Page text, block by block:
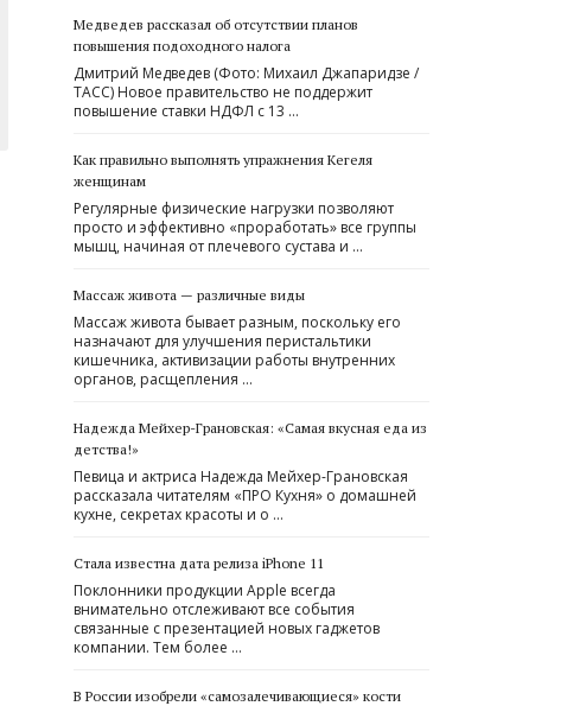
Медведев рассказал об отсутствии планов
повышения подоходного налога
Дмитрий Медведев (Фото: Михаил Джапаридзе /
ТАСС) Новое правительство не поддержит
повышение ставки НДФЛ с 13 …
Как правильно выполнять упражнения Кегеля
женщинам
Регулярные физические нагрузки позволяют
просто и эффективно «проработать» все группы
мышц, начиная от плечевого сустава и …
Массаж живота — различные виды
Массаж живота бывает разным, поскольку его
назначают для улучшения перистальтики
кишечника, активизации работы внутренних
органов, расщепления …
Надежда Мейхер-Грановская: «Самая вкусная еда из
детства!»
Певица и актриса Надежда Мейхер-Грановская
рассказала читателям «ПРО Кухня» о домашней
кухне, секретах красоты и о …
Стала известна дата релиза iPhone 11
Поклонники продукции Apple всегда
внимательно отслеживают все события
связанные с презентацией новых гаджетов
компании. Тем более …
В России изобрели «самозалечивающиеся» кости